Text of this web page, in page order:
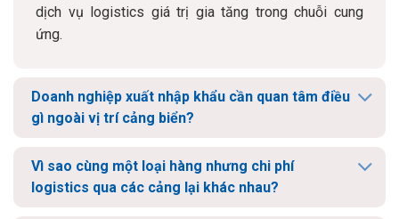
dịch vụ logistics giá trị gia tăng trong chuỗi cung
ứng.
Doanh nghiệp xuất nhập khẩu cần quan tâm điều
gì ngoài vị trí cảng biển?
Vì sao cùng một loại hàng nhưng chi phí
logistics qua các cảng lại khác nhau?